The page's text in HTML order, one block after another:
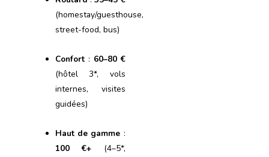
(homestay/guesthouse,
street-food, bus)
Confort: 60–80 €
(hôtel 3*, vols
internes, visites
guidées)
Haut de gamme :
100 €+ (4–5*,